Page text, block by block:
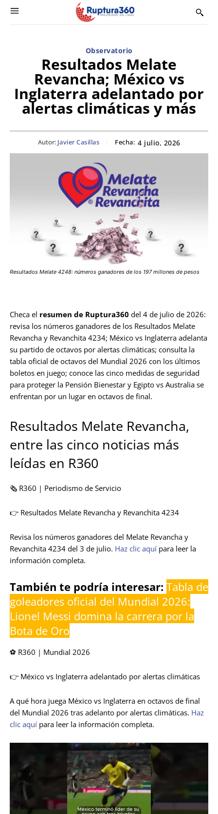
Observatorio
Resultados Melate
Revancha; México vs
Inglaterra adelantado por
alertas climáticas y más
Autor: Javier Casillas Fecha: 4 julio, 2026
Resultados Melate 4248: números ganadores de los 197 millones de pesos
Checa el resumen de Ruptura360 del 4 de julio de 2026:
revisa los números ganadores de los Resultados Melate
Revancha y Revanchita 4234; México vs Inglaterra adelanta
su partido de octavos por alertas climáticas; consulta la
tabla oficial de octavos del Mundial 2026 con los últimos
boletos en juego; conoce las cinco medidas de seguridad
para proteger la Pensión Bienestar y Egipto vs Australia se
enfrentan por un lugar en octavos de final.
Resultados Melate Revancha,
entre las cinco noticias más
leídas en R360
🗞️ R360 | Periodismo de Servicio
👉 Resultados Melate Revancha y Revanchita 4234
Revisa los números ganadores del Melate Revancha y
Revanchita 4234 del 3 de julio. Haz clic aquí para leer la
información completa.
También te podría interesar: Tabla de
goleadores oficial del Mundial 2026:
Lionel Messi domina la carrera por la
Bota de Oro
⚽ R360 | Mundial 2026
👉 México vs Inglaterra adelantado por alertas climáticas
A qué hora juega México vs Inglaterra en octavos de final
del Mundial 2026 tras adelanto por alertas climáticas. Haz
clic aquí para leer la información completa.